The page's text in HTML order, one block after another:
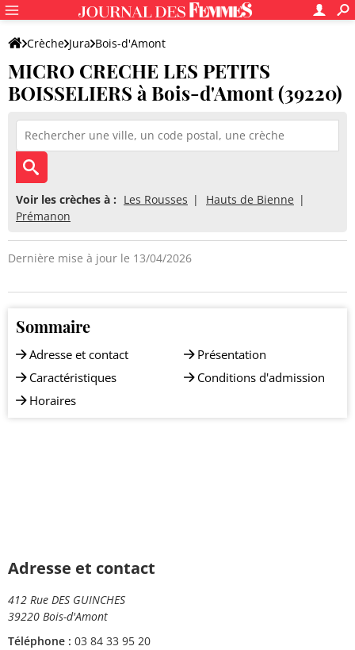
Crèche Jura Bois-d'Amont
MICRO CRECHE LES PETITS BOISSELIERS
MICRO CRECHE LES PETITS
BOISSELIERS à Bois-d'Amont (39220)
Voir les crèches à : Les Rousses
Hauts de Bienne
Prémanon
Dernière mise à jour le 13/04/2026
Sommaire
Adresse et contact
Caractéristiques
Horaires
Présentation
Conditions d'admission
Adresse et contact
412 Rue DES GUINCHES
39220 Bois-d'Amont
Téléphone : 03 84 33 95 20